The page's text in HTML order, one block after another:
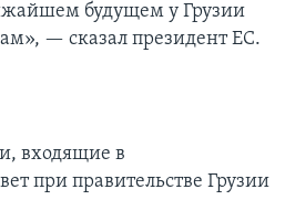
будущем у Грузии
— сказал президент ЕС.
входящие в
при правительстве Грузии